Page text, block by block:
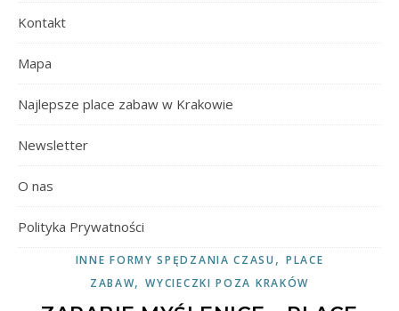
Kontakt
Mapa
Najlepsze place zabaw w Krakowie
Newsletter
O nas
Polityka Prywatności
INNE FORMY SPĘDZANIA CZASU , PLACE
ZABAW,WYCIECZKI POZA KRAKÓW